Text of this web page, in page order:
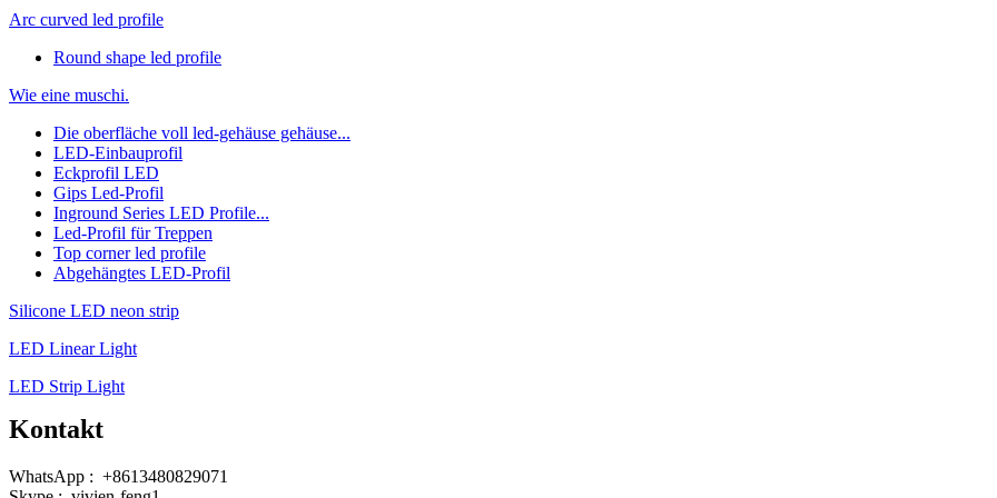
Arc curved led profile
Round shape led profile
Wie eine muschi.
Die oberfläche voll led-gehäuse gehäuse...
LED-Einbauprofil
Eckprofil LED
Gips Led-Profil
Inground Series LED Profile...
Led-Profil für Treppen
Top corner led profile
Abgehängtes LED-Profil
Silicone LED neon strip
LED Linear Light
LED Strip Light
Kontakt
WhatsApp : +8613480829071